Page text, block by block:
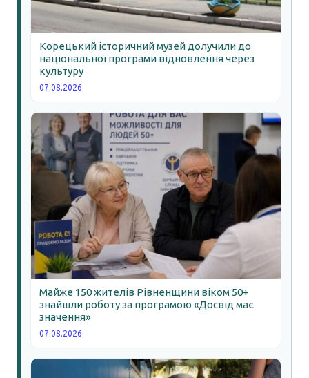
Корецький історичний музей долучили до
національної програми відновлення через
культуру
07.08.2026
Майже 150 жителів Рівненщини віком 50+
знайшли роботу за програмою «Досвід має
значення»
07.08.2026